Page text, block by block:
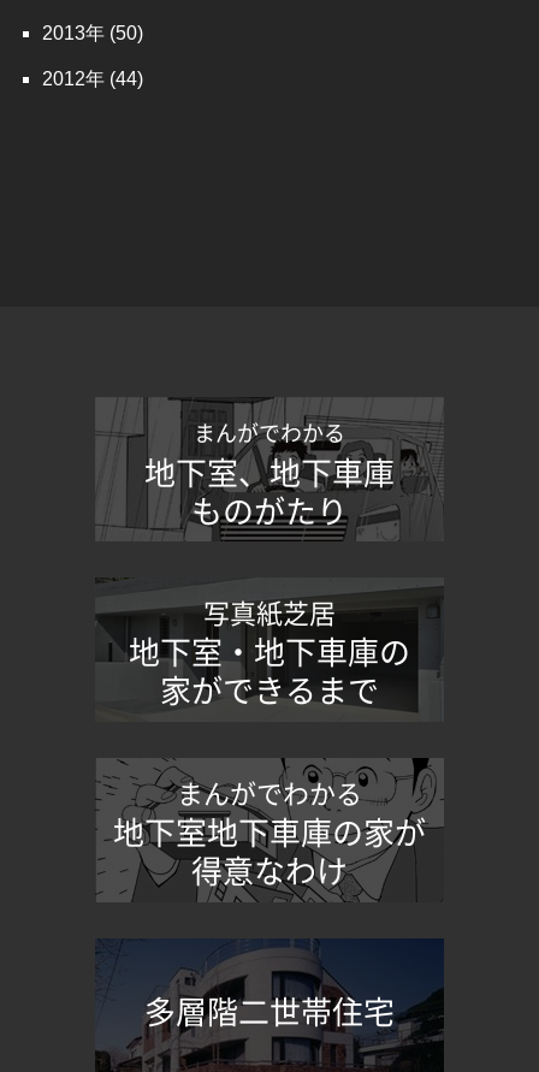
2013 (50)
2012 (44)
まんがでわかる
地下室、地下車庫
ものがたり
写真紙芝居
地下室・地下車庫の
家ができるまで
まんがでわかる
地下室地下車庫の家が
得意なわけ
多層階二世帯住宅